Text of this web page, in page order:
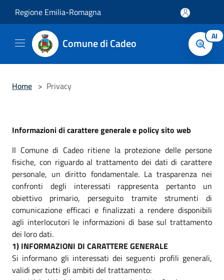
Regione Emilia-Romagna
Comune di Cadeo AI
Home > Privacy
Informazioni di carattere generale e policy sito web
Il Comune di Cadeo ritiene la protezione delle persone
fisiche, con riguardo al trattamento dei dati di carattere
personale, un diritto fondamentale. La trasparenza nei
confronti degli interessati rappresenta pertanto un
obiettivo primario, perseguito tramite strumenti di
comunicazione efficaci e finalizzati a rendere disponibili
agli interlocutori le informazioni di base sul trattamento
dei loro dati.
1) INFORMAZIONI DI CARATTERE GENERALE
Si informano gli interessati dei seguenti profili generali,
validi per tutti gli ambiti del trattamento: